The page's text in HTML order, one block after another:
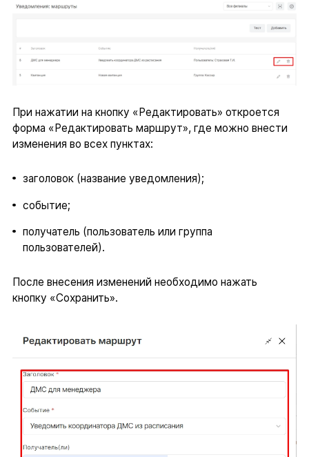
При нажатии на кнопку «Редактировать» откроется
форма «Редактировать маршрут», где можно внести
изменения во всех пунктах:
заголовок (название уведомления);
событие;
получатель (пользователь или группа
пользователей).
После внесения изменений необходимо нажать
кнопку «Сохранить».